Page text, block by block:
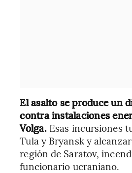
El asalto se produce un
contra instalaciones
Volga. Esas incursiones
Tula y Bryansk y
región de Saratov,
funcionario ucraniano.